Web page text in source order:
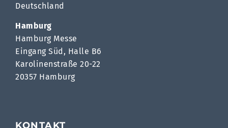
Deutschland
Hamburg
Hamburg Messe
Eingang Süd, Halle B6
Karolinenstraße 20-22
20357 Hamburg
KONTAKT